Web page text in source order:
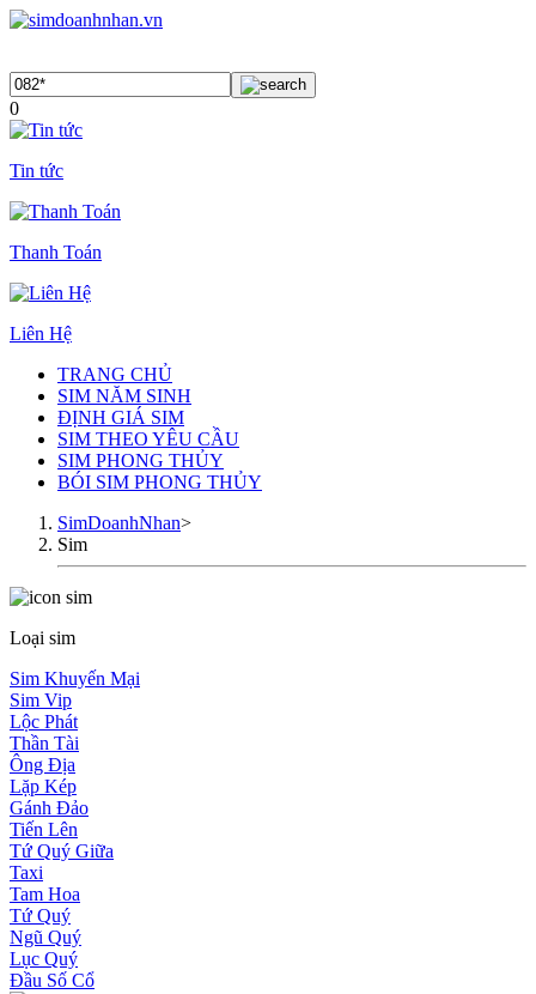
0
Tin tức
Thanh Toán
Liên Hệ
TRANG CHỦ
SIM NĂM SINH
ĐỊNH GIÁ SIM
SIM THEO YÊU CẦU
SIM PHONG THỦY
BÓI SIM PHONG THỦY
SimDoanhNhan>
Sim
Loại sim
Sim Khuyến Mại
Sim Vip
Lộc Phát
Thần Tài
Ông Địa
Lặp Kép
Gánh Đảo
Tiến Lên
Tứ Quý Giữa
Taxi
Tam Hoa
Tứ Quý
Ngũ Quý
Lục Quý
Đầu Số Cổ